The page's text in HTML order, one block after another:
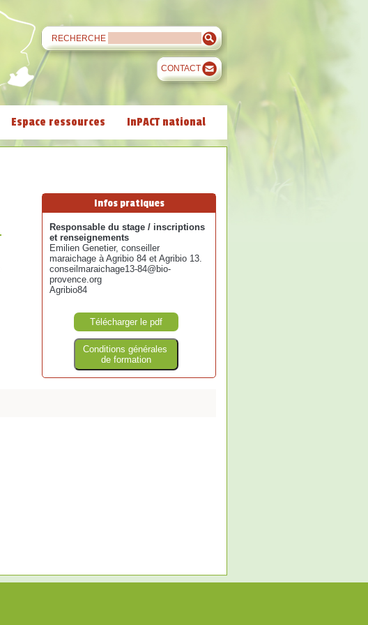
RECHERCHE
CONTACT
Espace ressources InPACT national
Infos pratiques
Responsable du stage / inscriptions
et renseignements
Emilien Genetier, conseiller
maraichage à Agribio 84 et Agribio 13.
conseilmaraichage13-84@bio-
provence.org
Agribio84
Télécharger le pdf
Conditions générales
de formation